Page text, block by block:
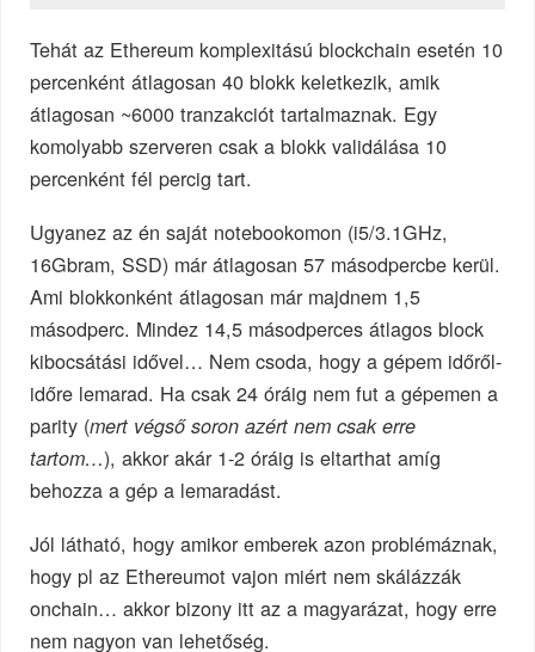
Tehát az Ethereum komplexitású blockchain esetén 10
percenként átlagosan 40 blokk keletkezik, amik
átlagosan ~6000 tranzakciót tartalmaznak. Egy
komolyabb szerveren csak a blokk validálása 10
percenként fél percig tart.
Ugyanez az én saját notebookomon (i5/3.1GHz,
16Gbram, SSD) már átlagosan 57 másodpercbe kerül.
Ami blokkonként átlagosan már majdnem 1,5
másodperc. Mindez 14,5 másodperces átlagos block
kibocsátási idővel… Nem csoda, hogy a gépem időről-
időre lemarad. Ha csak 24 óráig nem fut a gépemen a
parity (mert végső soron azért nem csak erre
tartom…), akkor akár 1-2 óráig is eltarthat amíg
behozza a gép a lemaradást.
Jól látható, hogy amikor emberek azon problémáznak,
hogy pl az Ethereumot vajon miért nem skálázzák
onchain… akkor bizony itt az a magyarázat, hogy erre
nem nagyon van lehetőség.